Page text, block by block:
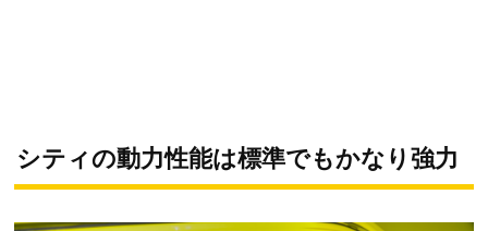
シティの動力性能は標準でもかなり強力